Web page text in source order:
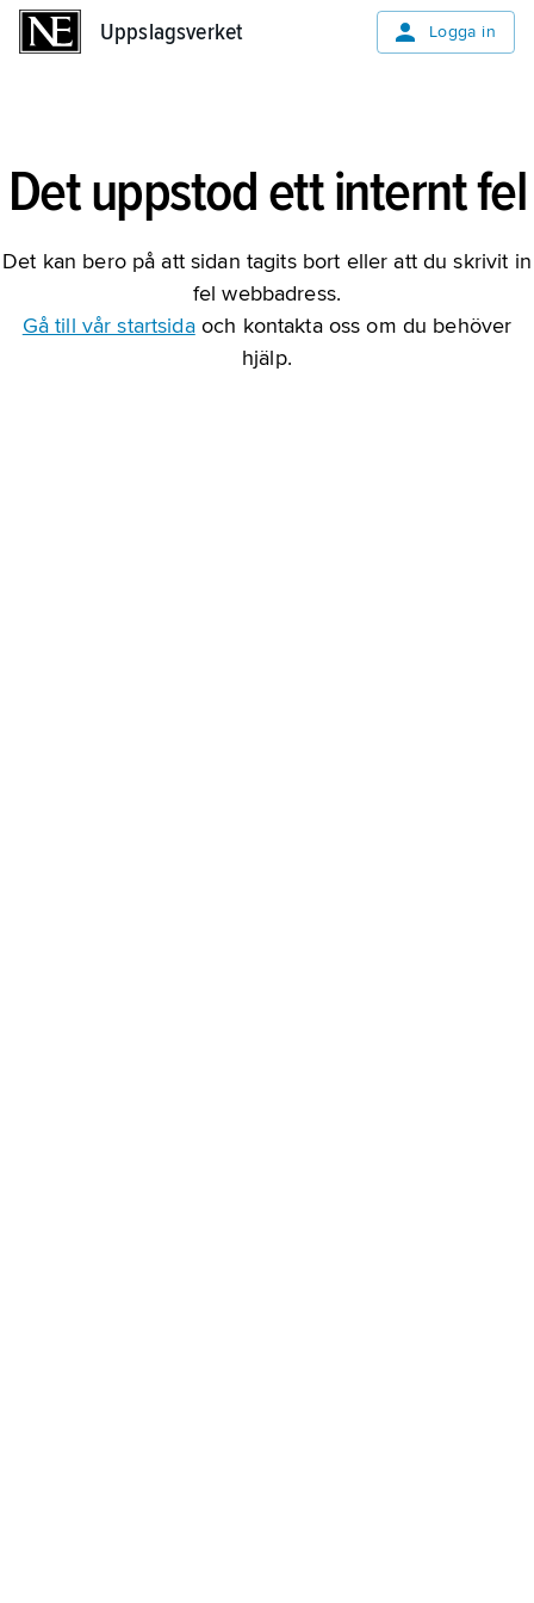
Uppslagsverket Logga in
Det uppstod ett internt fel
Det kan bero på att sidan tagits bort eller att du skrivit in
fel webbadress.
Gå till vår startsidaoch kontakta oss om du behöver
hjälp.